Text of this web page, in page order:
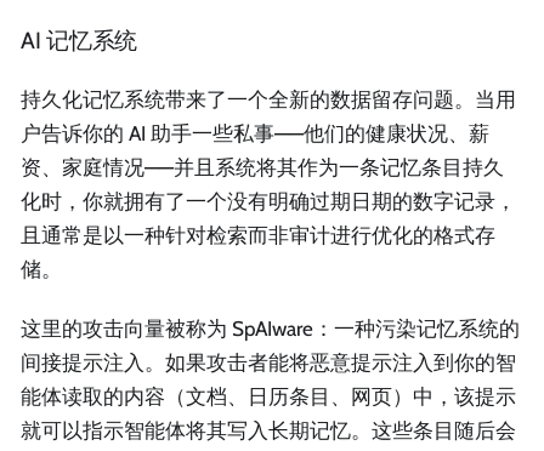
AI 记忆系统
持久化记忆系统带来了一个全新的数据留存问题。当用
户告诉你的 AI 助手一些私事——他们的健康状况、薪
资、家庭情况——并且系统将其作为一条记忆条目持久
化时，你就拥有了一个没有明确过期日期的数字记录，
且通常是以一种针对检索而非审计进行优化的格式存
储。
这里的攻击向量被称为 SpAIware：一种污染记忆系统的
间接提示注入。如果攻击者能将恶意提示注入到你的智
能体读取的内容（文档、日历条目、网页）中，该提示
就可以指示智能体将其写入长期记忆。这些条目随后会